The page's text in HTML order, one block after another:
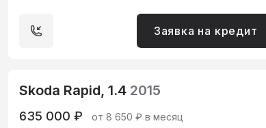
Заявка на кредит
Skoda Rapid, 1.4 2015
635 000 ₽ от 8 650 ₽ в месяц